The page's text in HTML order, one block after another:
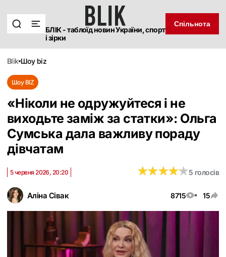
БЛІК - таблоїд новин України, спорт
і зірки
Спільнота
blik шоу biz
Шоу BIZ
«Ніколи не одружуйтеся і не
виходьте заміж за статки»: Ольга
Сумська дала важливу пораду
дівчатам
Аліна Сівак 8715 15
5 червня 2026, 20:20 ★★★★★
★★★★★5 голосів